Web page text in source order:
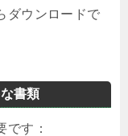
ダウンロードで
書類
です：